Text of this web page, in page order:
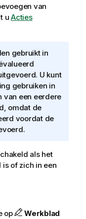
van
u Acties
gebruikt in
U kunt
gebruiken in
van een eerdere
omdat de
voordat de
als het
of zich in een
op
Werkblad